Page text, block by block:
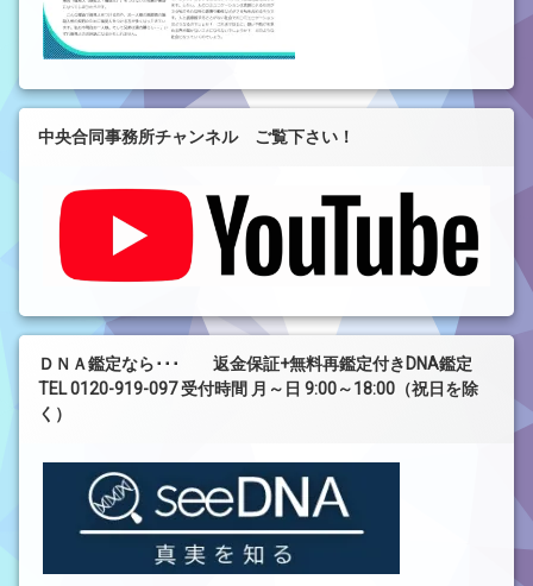
中央合同事務所チャンネル ご覧下さい！
ＤＮＡ鑑定なら･･･ 返金保証+無料再鑑定付きDNA鑑定
TEL 0120-919-097 受付時間 月～日 9:00～18:00（祝日を除
く）